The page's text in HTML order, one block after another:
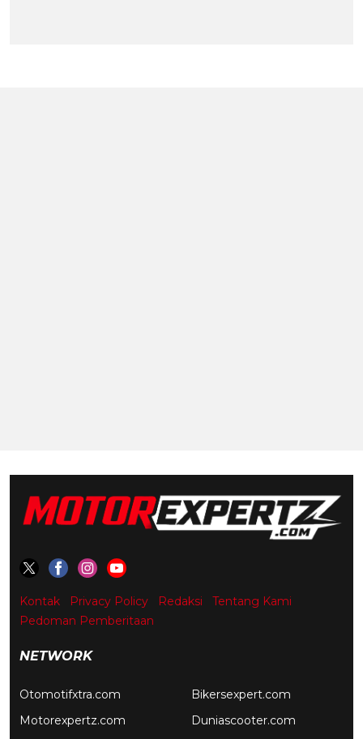
Kontak Privacy Policy Redaksi
Tentang Kami
Pedoman Pemberitaan
NETWORK
Otomotifxtra.com
Motorexpertz.com
Bikersexpert.com
Duniascooter.com